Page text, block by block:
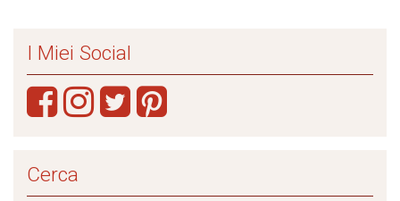
I Miei Social
Cerca